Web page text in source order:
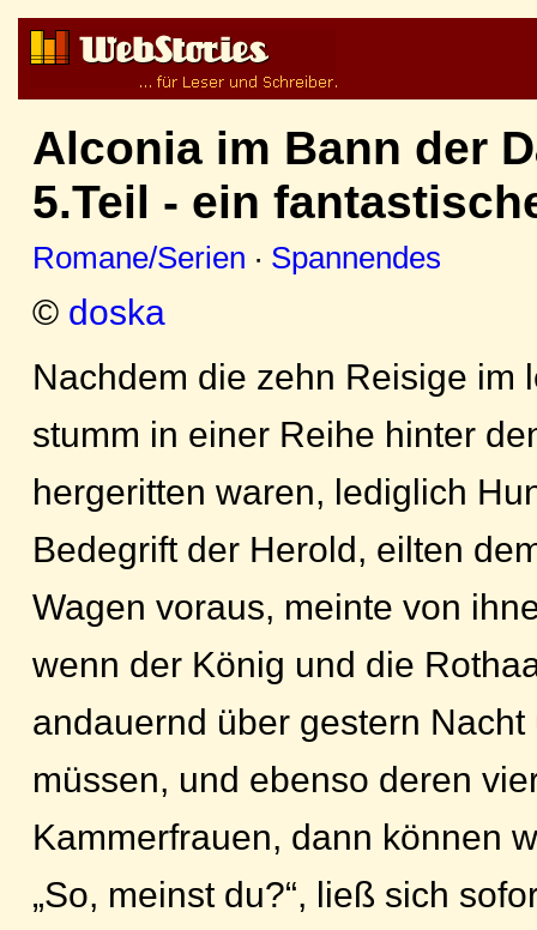
Alconia im Bann der
5.Teil - ein
Romane/Serien · Spannendes
© doska
Nachdem die zehn Reisige im
stumm in einer Reihe hinter
hergeritten waren, lediglich
Bedegrift der Herold, eilten
Wagen voraus, meinte von
wenn der König und die
andauernd über gestern Nacht
müssen, und ebenso deren
Kammerfrauen, dann können
„So, meinst du?“, ließ sich